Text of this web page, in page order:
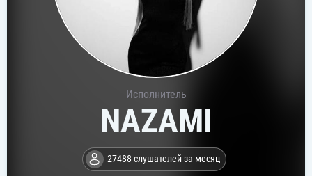
Исполнитель
NAZAMI
27488 слушателей за месяц